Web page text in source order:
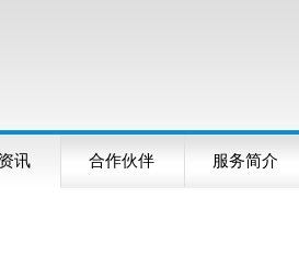
讯 合作伙伴 服务简介